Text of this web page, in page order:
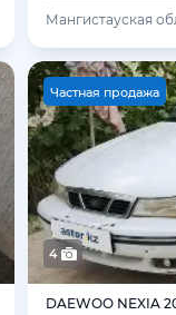
Мангистауская
Частная продажа
4
DAEWOO NEXIA